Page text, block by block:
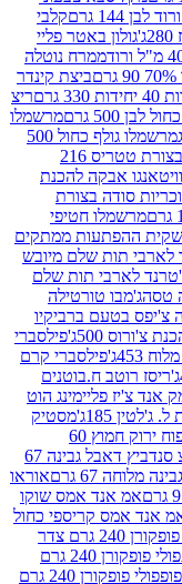
קלבי
באטר פליי
נוטלה
ביצת קינדר
ריצ
מרשמלו
מרשמלו גולף כחול 500
סוכריות סודה בצורת טטריס 216
להכנת
חטיפי
ממתקים
שלם מיובש
תות שלם
ברביקיו
פילסברי
קרם
הוט
מסטיק
מסטיק מנטוס תפוח ירוק חמוץ 60
ריצ סנדביץ דאבל גבינה 67
אוראו
אמס שוקו
כחול
פופפולי פופקורן 240 גרם צדר
פופפולי פופקורן 240 גרם
פופפולי פופקורן 240 גרם